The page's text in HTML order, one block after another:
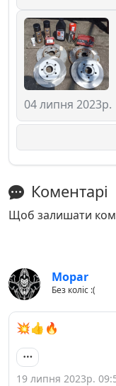
04 липня 2023р.
Коментарі
Щоб залишати
Mopar
Без коліс :(
💥👍🔥
19 липня 2023р.